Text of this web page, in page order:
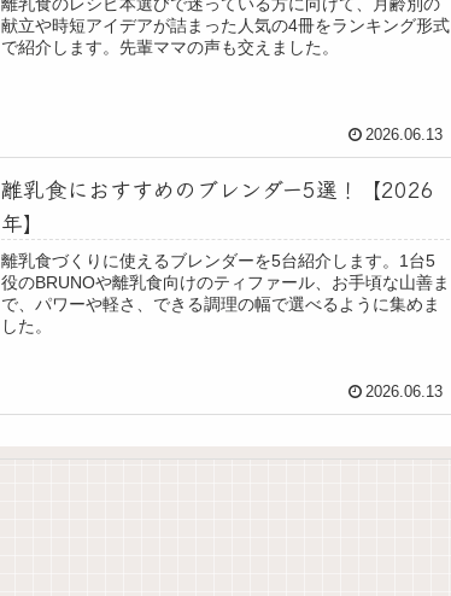
献立や時短アイデアが詰まった人気の4冊をランキング形式
で紹介します。先輩ママの声も交えました。
2026.06.13
離乳食におすすめのブレンダー5選！【2026
年】
離乳食づくりに使えるブレンダーを5台紹介します。1台5
役のBRUNOや離乳食向けのティファール、お手頃な山善ま
で、パワーや軽さ、できる調理の幅で選べるように集めま
した。
2026.06.13